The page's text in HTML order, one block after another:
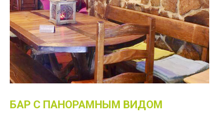
БАР С ПАНОРАМНЫМ ВИДОМ